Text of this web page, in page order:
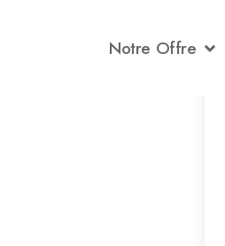
Notre Offre